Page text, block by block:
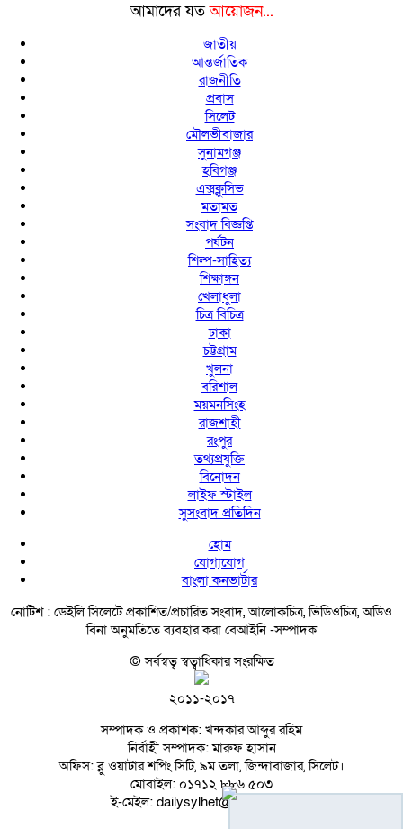
আমাদের যতআয়োজন...
জাতীয়
আন্তর্জাতিক
রাজনীতি
প্রবাস
সিলেট
মৌলভীবাজার
সুনামগঞ্জ
হবিগঞ্জ
এক্সক্লুসিভ
মতামত
সংবাদ বিজ্ঞপ্তি
পর্যটন
শিল্প-সাহিত্য
শিক্ষাঙ্গন
খেলাধুলা
চিত্র বিচিত্র
ঢাকা
চট্টগ্রাম
খুলনা
বরিশাল
ময়মনসিংহ
রাজশাহী
রংপুর
তথ্যপ্রযুক্তি
বিনোদন
লাইফ স্টাইল
সুসংবাদ প্রতিদিন
হোম
যোগাযোগ
বাংলা কনভার্টার
নোটিশ : ডেইলি সিলেটে প্রকাশিত/প্রচারিত সংবাদ, আলোকচিত্র, ভিডিওচিত্র, অডিও
বিনা অনুমতিতে ব্যবহার করা বেআইনি -সম্পাদক
© সর্বস্বত্ব স্বত্বাধিকার সংরক্ষিত
২০১১-২০১৭
সম্পাদক ও প্রকাশক: খন্দকার আব্দুর রহিম
নির্বাহী সম্পাদক: মারুফ হাসান
অফিস: ব্লু ওয়াটার শপিং সিটি, ৯ম তলা, জিন্দাবাজার, সিলেট।
মোবাইল: ০১৭১২ ৮৮৬ ৫০৩
ই-মেইল: dailysylhet@gmail.com